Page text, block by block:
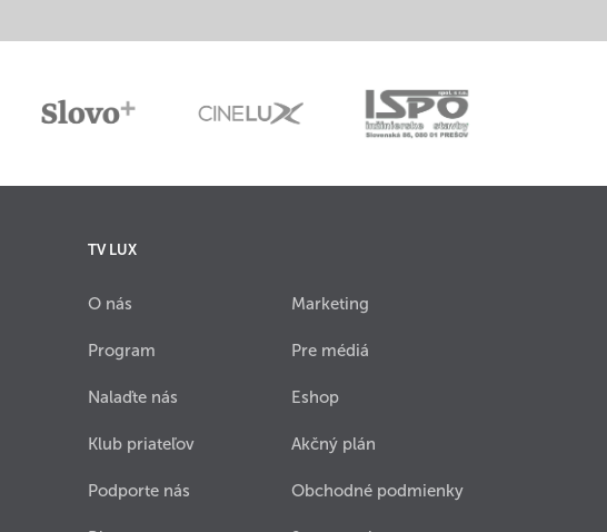
TV LUX
O nás
Program
Nalaďte nás
Klub priateľov
Podporte nás
Marketing
Pre médiá
Eshop
Akčný plán
Obchodné podmienky